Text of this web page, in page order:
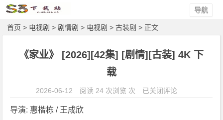
导航
首页 > 电视剧 > 剧情剧 > 电视剧 >古装剧 > 正文
《家业》 [2026][42集] [剧情][古装] 4K 下
载
2026-06-12 阅读 24 次浏览 次
《家
已关闭评论
导演: 惠楷栋 / 王成欣